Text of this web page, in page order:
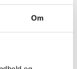
Om